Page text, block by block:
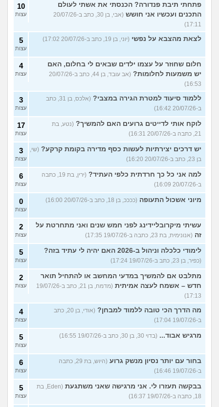
פתחתי תיבת פנדורה? הכנסתי את אשתי לעולם
התכנים ועכשיו אני חושש
(אבי, בן 30, כתב ב-20/07/26
17:11)
10
עצות
לצאת מהצבא על נפשי (יוני, בן 19, כתב ב-20/07/26 17:02) 5
עצות
חלום שחוזר על עצמו ילדים שבאים לי בחלום, האם
יש משמעות לחלומות?
(אב עובד, בן 44, כתב ב-20/07/26
16:53)
4
עצות
ללמוד סיעוד למטרת הגירה במצבי?
(אלכס, בן 31, כתב
ב-20/07/26 16:42)
3
עצות
לוקח אותי לדייטים גרועים האם להמשיך? (נטע, בת
21, כתבה ב-20/07/26 16:31)
17
עצות
יש דרכים יצירתיות לעשות כסף מדירה בקומת קרקע? (שי,
בן 23, כתב ב-20/07/26 16:20)
3
עצות
למה אני כל כך חרדתית כלפי העתיד?
(ירין, בת 19, כתבה
ב-20/07/26 16:09)
6
עצות
מיוני אשכול התעופה (ככככ, בן 18, כתב ב-20/07/26 16:00) 0
עצות
עשיתי מיקרובליידינג לפני חמש שנים ואני מתחרטת על
זה (אנונימית, בת 23, כתבה ב-19/07/26 17:35)
2
עצות
לימודי כלכלה וניהול ב-2026 האם יהיה לי עתיד בזה?
(כפיר, בן 23, כתב ב-19/07/26 17:24)
5
עצות
מתלבט אם להמשיך במדעי המחשב או להתחיל תואר
חדש – אשמח לעצה אמיתית
(מדמח, בן 21, כתב ב-19/07/26
17:13)
2
עצות
מה הדרך הכי טובה ללמוד למבחן?
(אודי, בן 20, כתב
ב-19/07/26 17:04)
4
עצות
מרגיש אבוד... (בדוי 30, בן 30, כתב ב-19/07/26 16:55) 5
עצות
בחור עם יותר נסיון מנשק גרוע
(היוש, בת 29, כתבה
ב-19/07/26 16:46)
6
עצות
בבקשה תעזרו לי. אני מרגישה שאני משתגעת
(Eden, בת
18, כתבה ב-19/07/26 16:37)
5
עצות